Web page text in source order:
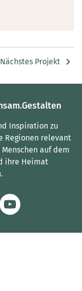
Nächstes Projekt
Inspiration zu
Regionen relevant
auf dem
ihre Heimat